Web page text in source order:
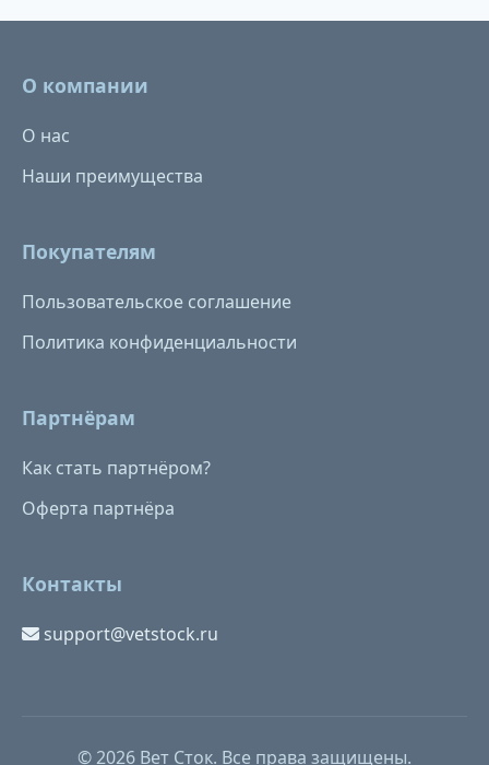
О компании
О нас
Наши преимущества
Покупателям
Пользовательское соглашение
Политика конфиденциальности
Партнёрам
Как стать партнёром?
Оферта партнёра
Контакты
support@vetstock.ru
© 2026 Вет Сток. Все права защищены.